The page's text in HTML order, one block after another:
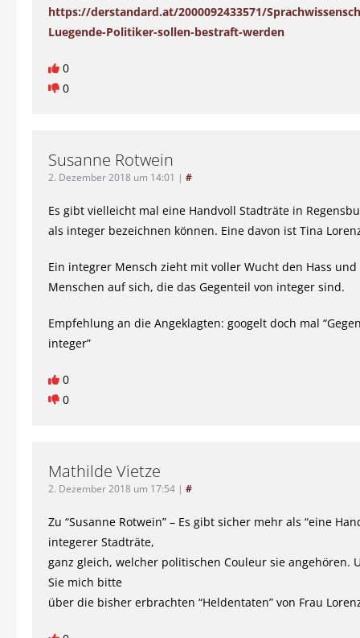
https://derstandard.at/2000092433571/
Luegende-Politiker-sollen-bestraft-werden
0
0
Susanne Rotwein
2. Dezember 2018 um 14:01 | #
Es gibt vielleicht mal eine Handvoll Stadträte in
als integer bezeichnen können. Eine davon ist Tina
Ein integrer Mensch zieht mit voller Wucht den Hass
Menschen auf sich, die das Gegenteil von integer sind.
Empfehlung an die Angeklagten: googelt doch mal
integer”
0
0
Mathilde Vietze
2. Dezember 2018 um 17:54 | #
Zu “Susanne Rotwein” – Es gibt sicher mehr als “eine
integerer Stadträte,
ganz gleich, welcher politischen Couleur sie angehören.
Sie mich bitte
über die bisher erbrachten “Heldentaten” von Frau